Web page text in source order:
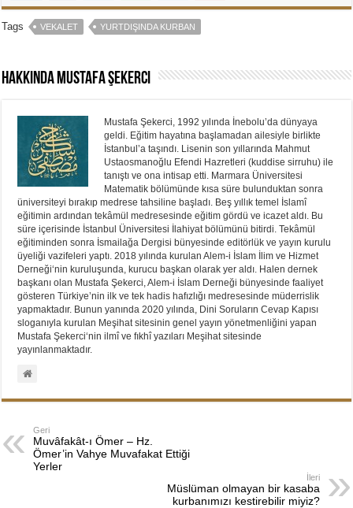
Tags VEKALET YURTDIŞINDA KURBAN
Hakkında Mustafa Şekerci
Mustafa Şekerci, 1992 yılında İnebolu’da dünyaya
geldi. Eğitim hayatına başlamadan ailesiyle birlikte
İstanbul’a taşındı. Lisenin son yıllarında Mahmut
Ustaosmanoğlu Efendi Hazretleri (kuddise sirruhu) ile
tanıştı ve ona intisap etti. Marmara Üniversitesi
Matematik bölümünde kısa süre bulunduktan sonra
üniversiteyi bırakıp medrese tahsiline başladı. Beş yıllık temel İslamî
eğitimin ardından tekâmül medresesinde eğitim gördü ve icazet aldı. Bu
süre içerisinde İstanbul Üniversitesi İlahiyat bölümünü bitirdi. Tekâmül
eğitiminden sonra İsmailağa Dergisi bünyesinde editörlük ve yayın kurulu
üyeliği vazifeleri yaptı. 2018 yılında kurulan Alem-i İslam İlim ve Hizmet
Derneği‘nin kuruluşunda, kurucu başkan olarak yer aldı. Halen dernek
başkanı olan Mustafa Şekerci, Alem-i İslam Derneği bünyesinde faaliyet
gösteren Türkiye’nin ilk ve tek hadis hafızlığı medresesinde müderrislik
yapmaktadır. Bunun yanında 2020 yılında, Dini Soruların Cevap Kapısı
sloganıyla kurulan Meşihat sitesinin genel yayın yönetmenliğini yapan
Mustafa Şekerci‘nin ilmî ve fıkhî yazıları Meşihat sitesinde
yayınlanmaktadır.
Geri
Muvâfakât-ı Ömer – Hz.
Ömer’in Vahye Muvafakat Ettiği
Yerler
İleri
Müslüman olmayan bir kasaba
kurbanımızı kestirebilir miyiz?